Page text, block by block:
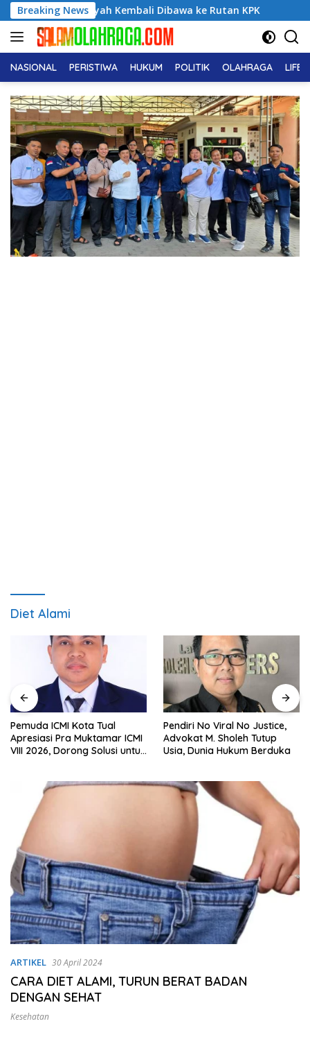
Langsung
ke
konten
Breaking NewsKembali Dibawa ke Rutan KPK Pemuda
NASIONAL PERISTIWA HUKUM POLITIK OLAHRAGA
Diet Alami
Pemuda ICMI Kota Tual
Apresiasi Pra Muktamar ICMI
VIII 2026, Dorong Solusi untuk
Pendiri No Viral No Justice,
Advokat M. Sholeh Tutup
Usia, Dunia Hukum Berduka
ARTIKEL 30 April 2024
CARA DIET ALAMI, TURUN BERAT BADAN
DENGAN SEHAT
Kesehatan